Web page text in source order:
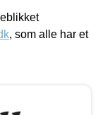
, som alle har et